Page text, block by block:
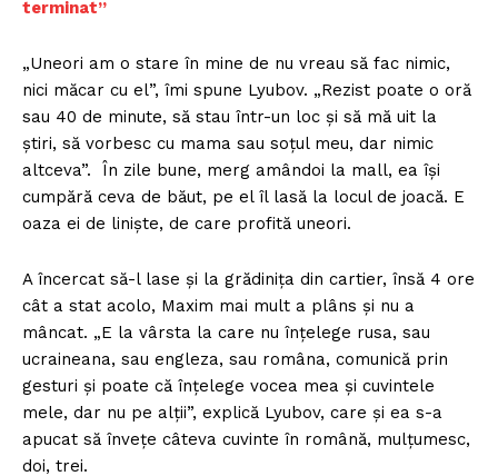
terminat”
„Uneori am o stare în mine de nu vreau să fac nimic,
nici măcar cu el”, îmi spune Lyubov. „Rezist poate o oră
sau 40 de minute, să stau într-un loc și să mă uit la
știri, să vorbesc cu mama sau soțul meu, dar nimic
altceva”. În zile bune, merg amândoi la mall, ea își
cumpără ceva de băut, pe el îl lasă la locul de joacă. E
oaza ei de liniște, de care profită uneori.
A încercat să-l lase și la grădinița din cartier, însă 4 ore
cât a stat acolo, Maxim mai mult a plâns și nu a
mâncat. „E la vârsta la care nu înțelege rusa, sau
ucraineana, sau engleza, sau româna, comunică prin
gesturi și poate că înțelege vocea mea și cuvintele
mele, dar nu pe alții”, explică Lyubov, care și ea s-a
apucat să învețe câteva cuvinte în română, mulțumesc,
doi, trei.